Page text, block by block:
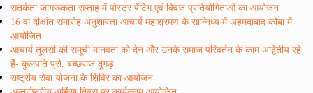
सतर्कता जागरूकता सप्ताह में पोस्टर पेंटिंग एवं क्विज प्रतियोगिताओं का आयोजन
16 वां दीक्षांत समारोह अनुशास्ता आचार्य महाश्रमण के सान्निध्य में अहमदाबाद कोबा में
आयोजित
आचार्य तुलसी की समूची मानवता को देन और उनके समाज परिवर्तन के काम अद्वितीय रहे
हैं- कुलपति प्रो. बच्छराज दूगड़
राष्ट्रीय सेवा योजना के शिविर का आयोजन